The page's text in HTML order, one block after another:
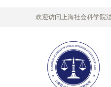
欢迎访问上海社会科学院